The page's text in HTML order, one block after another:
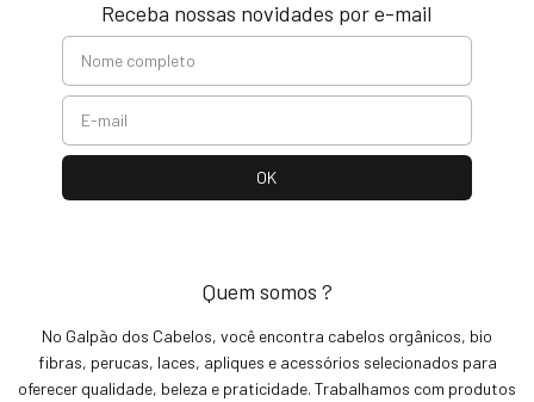
Receba nossas novidades por e-mail
Quem somos ?
No Galpão dos Cabelos, você encontra cabelos orgânicos, bio
fibras, perucas, laces, apliques e acessórios selecionados para
oferecer qualidade, beleza e praticidade. Trabalhamos com produtos